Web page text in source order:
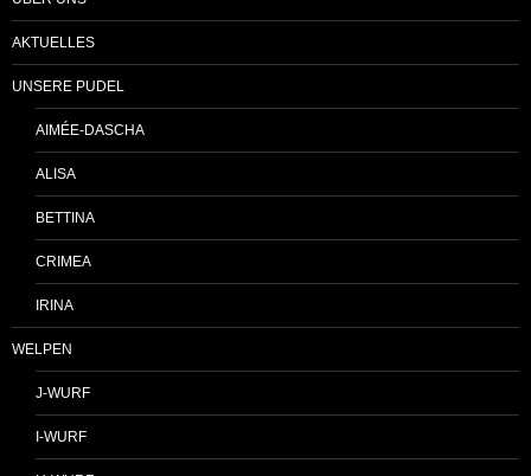
AKTUELLES
UNSERE PUDEL
AIMÉE-DASCHA
ALISA
BETTINA
CRIMEA
IRINA
WELPEN
J-WURF
I-WURF